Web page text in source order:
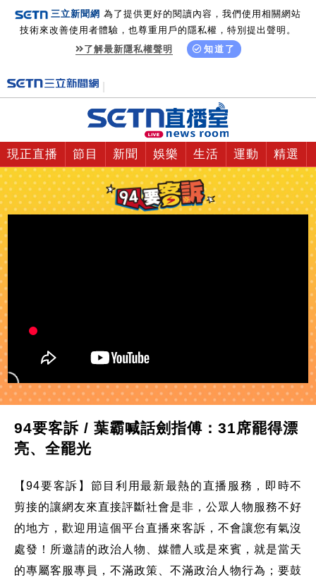
三立新聞網 為了提供更好的閱讀內容，我們使用相關網站
技術來改善使用者體驗，也尊重用戶的隱私權，特別提出聲明。
了解最新隱私權聲明
知道了
現正直播 節目 新聞 娛樂 生活 運動 精選
94要客訴 / 葉霸喊話劍指傅：31席罷得漂
亮、全罷光
【94要客訴】節目利用最新最熱的直播服務，即時不
剪接的讓網友來直接評斷社會是非，公眾人物服務不好
的地方，歡迎用這個平台直播來客訴，不會讓您有氣沒
處發！所邀請的政治人物、媒體人或是來賓，就是當天
的專屬客服專員，不滿政策、不滿政治人物行為；要鼓